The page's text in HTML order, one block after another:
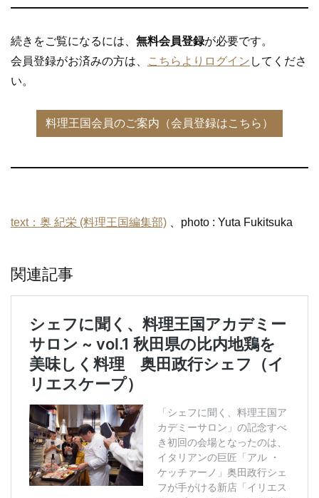
続きをご覧になるには、 無料会員登録が必要です。
会員登録がお済みの方は、
こちらよりログイン してくださ
い。
text：奥 紀栄 (料理王国編集部) 、photo : Yuta Fukitsuka
関連記事